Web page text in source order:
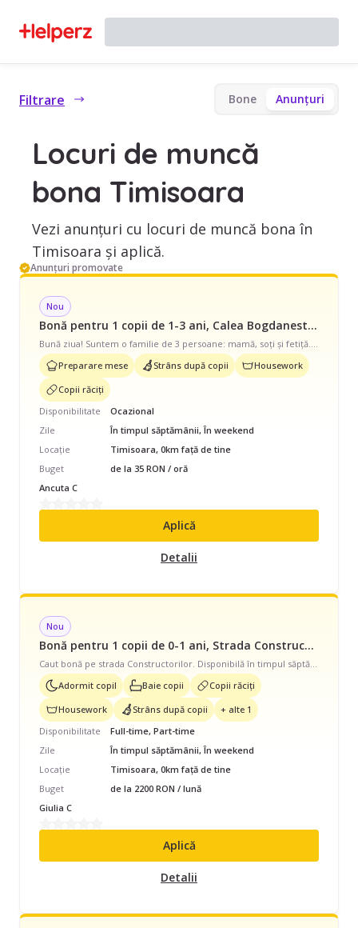
Filtrare Bone Anunțuri
Locuri de muncă
bona Timisoara
Vezi anunțuri cu locuri de muncă bona în
Timisoara și aplică.
Anunțuri promovate
Nou
Bonă pentru 1 copii de 1-3 ani, Calea Bogdanestilor, Timisoara, Romania, Ocazional, începând cu 35 lei/oră
Bună ziua! Suntem o familie de 3 persoane: mamă, soți și fetiță. Avem un patruped foarte blând, salvat de pe drumuri. Locuim la apartament de 3 camere, la parter. Avem nevoie de cineva pentru câteva zile pe săptămână în intervalul 10.00-13.00 și uneori și în câteva intervale din weekend. Fetița noastră este foarte energică și jucăușă. Căutăm o persoană tânără, creativă și cu energie. Aștept cu interes să ne cunoaștem!
Preparare mese
Strâns după copii
Housework
Copii răciți
Disponibilitate
Ocazional
Zile
În timpul săptămânii, În weekend
Locație
Timisoara, 0km față de tine
Buget
de la 35 RON / oră
Ancuta C
Aplică
Detalii
Nou
Bonă pentru 1 copii de 0-1 ani, Strada Constructorilor, Full Time, începând cu 3900 lei/lună
Adormit copil
Baie copii
Copii răciți
Housework
Strâns după copii
+ alte 1
Disponibilitate
Full-time, Part-time
Zile
În timpul săptămânii, În weekend
Locație
Timisoara, 0km față de tine
Buget
de la 2200 RON / lună
Giulia C
Aplică
Detalii